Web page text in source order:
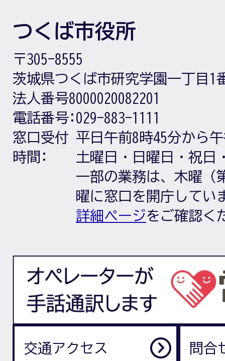
つくば市役所
〒305-8555
茨城県つくば市研究学園一丁目1
法人番号8000020082201
電話番号: 029-883-1111
窓口受付
時間:
平日午前8時45分から
土曜日・日曜日・祝日
一部の業務は、木曜（
曜に窓口を開庁してい
詳細ページをご確認く
交通アクセス 問合